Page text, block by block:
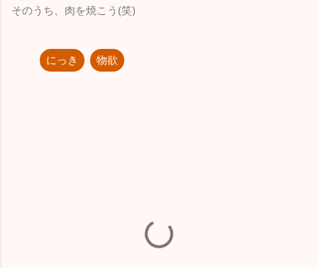
そのうち、肉を焼こう(笑)
にっき 物欲